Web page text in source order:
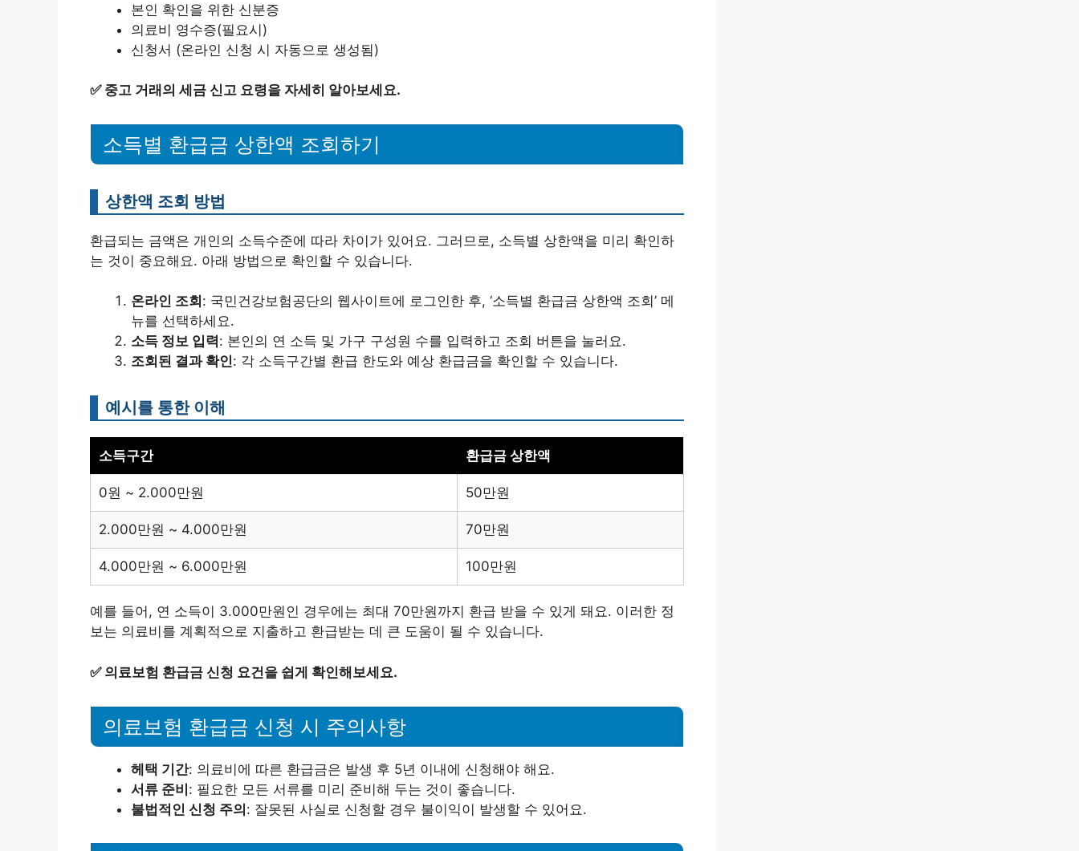
본인 확인을 위한 신분증
의료비 영수증(필요시)
신청서 (온라인 신청 시 자동으로 생성됨)
✅ 중고 거래의 세금 신고 요령을 자세히 알아보세요.
소득별 환급금 상한액 조회하기
상한액 조회 방법
환급되는 금액은 개인의 소득수준에 따라 차이가 있어요. 그러므로, 소득별 상한액을 미리 확인하
는 것이 중요해요. 아래 방법으로 확인할 수 있습니다.
온라인 조회 : 국민건강보험공단의 웹사이트에 로그인한 후, ‘소득별 환급금 상한액 조회’ 메
뉴를 선택하세요.
소득 정보 입력: 본인의 연 소득 및 가구 구성원 수를 입력하고 조회 버튼을 눌러요.
조회된 결과 확인: 각 소득구간별 환급 한도와 예상 환급금을 확인할 수 있습니다.
예시를 통한 이해
소득구간 환급금 상한액
0원 ~ 2.000만원 50만원
2.000만원 ~ 4.000만원 70만원
4.000만원 ~ 6.000만원 100만원
예를 들어, 연 소득이 3.000만원인 경우에는 최대 70만원까지 환급 받을 수 있게 돼요. 이러한 정
보는 의료비를 계획적으로 지출하고 환급받는 데 큰 도움이 될 수 있습니다.
✅ 의료보험 환급금 신청 요건을 쉽게 확인해보세요.
의료보험 환급금 신청 시 주의사항
헤택 기간: 의료비에 따른 환급금은 발생 후 5년 이내에 신청해야 해요.
서류 준비: 필요한 모든 서류를 미리 준비해 두는 것이 좋습니다.
불법적인 신청 주의: 잘못된 사실로 신청할 경우 불이익이 발생할 수 있어요.